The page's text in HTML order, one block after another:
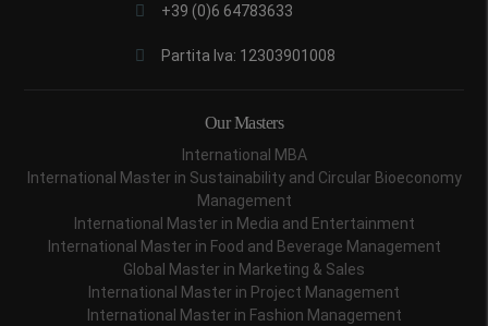
+39 (0)6 64783633
Partita Iva: 12303901008
Our Masters
International MBA
International Master in Sustainability and Circular Bioeconomy
Management
International Master in Media and Entertainment
International Master in Food and Beverage Management
Global Master in Marketing & Sales
International Master in Project Management
International Master in Fashion Management